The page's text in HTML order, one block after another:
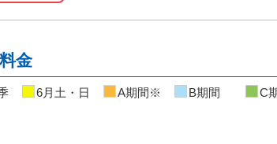
金
6月土・日 A期間※ B期間 C